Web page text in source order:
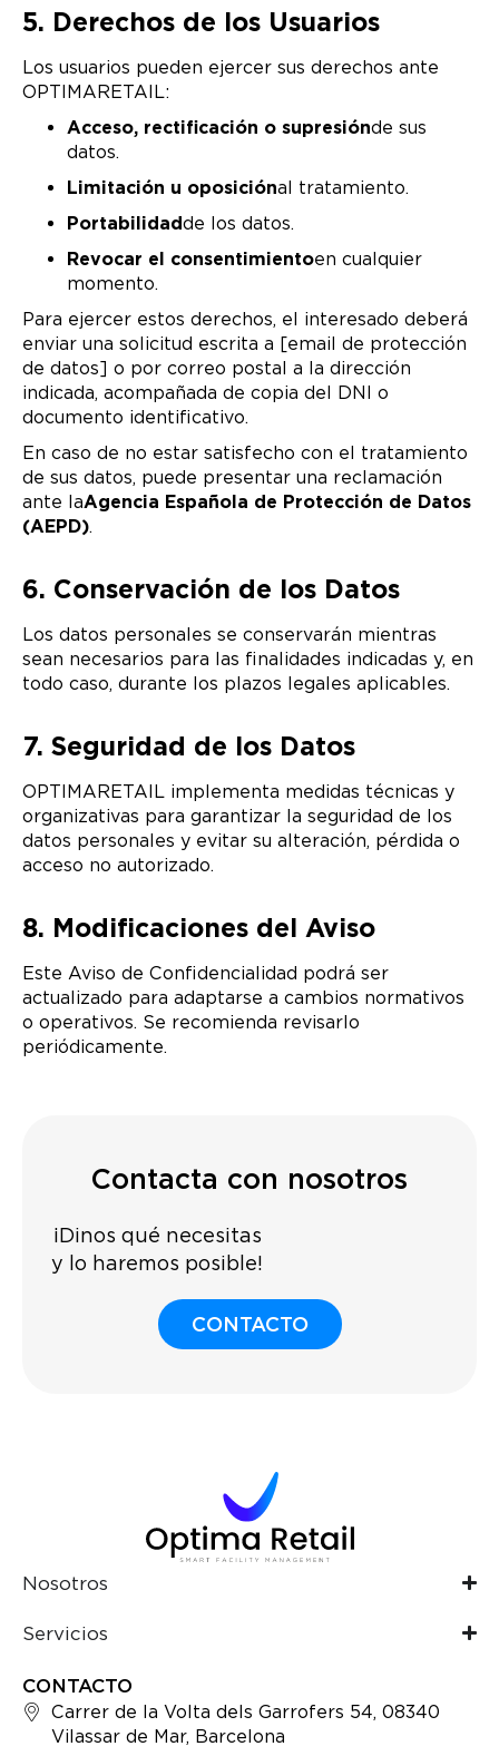
5. Derechos de los Usuarios
Los usuarios pueden ejercer sus derechos ante
OPTIMARETAIL:
Acceso, rectificación o supresiónde sus
datos.
Limitación u oposiciónal tratamiento.
Portabilidadde los datos.
Revocar el consentimientoen cualquier
momento.
Para ejercer estos derechos, el interesado deberá
enviar una solicitud escrita a [email de protección
de datos] o por correo postal a la dirección
indicada, acompañada de copia del DNI o
documento identificativo.
En caso de no estar satisfecho con el tratamiento
de sus datos, puede presentar una reclamación
ante laAgencia Española de Protección de Datos
(AEPD).
6. Conservación de los Datos
Los datos personales se conservarán mientras
sean necesarios para las finalidades indicadas y, en
todo caso, durante los plazos legales aplicables.
7. Seguridad de los Datos
OPTIMARETAIL implementa medidas técnicas y
organizativas para garantizar la seguridad de los
datos personales y evitar su alteración, pérdida o
acceso no autorizado.
8. Modificaciones del Aviso
Este Aviso de Confidencialidad podrá ser
actualizado para adaptarse a cambios normativos
o operativos. Se recomienda revisarlo
periódicamente.
Contacta con nosotros
¡Dinos qué necesitas
y lo haremos posible!
CONTACTO
Nosotros
Servicios
CONTACTO
Carrer de la Volta dels Garrofers 54, 08340
Vilassar de Mar, Barcelona